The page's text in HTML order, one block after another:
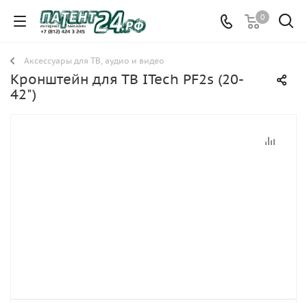
0
Аксессуары для ТВ, аудио и видео
Кронштейн для ТВ ITech PF2s (20-
42")